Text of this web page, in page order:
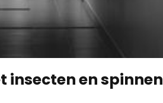
insecten en spinnen